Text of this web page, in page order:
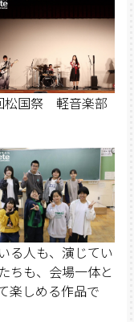
松国祭 軽音楽部
る人も、演じてい
ちも、会場一体と
楽しめる作品で